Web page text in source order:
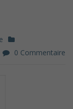
0 Commentaire